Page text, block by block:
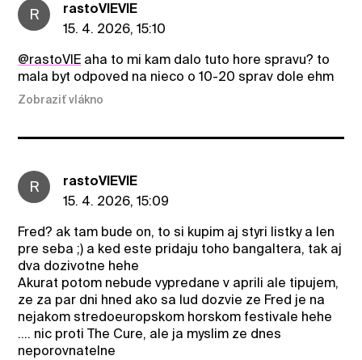
R
rastoVIEVIE
15. 4. 2026, 15:10
@rastoVIE aha to mi kam dalo tuto hore spravu? to
mala byt odpoved na nieco o 10-20 sprav dole ehm
Zobraziť vlákno
R
rastoVIEVIE
15. 4. 2026, 15:09
Fred? ak tam bude on, to si kupim aj styri listky a len
pre seba ;) a ked este pridaju toho bangaltera, tak aj
dva dozivotne hehe
Akurat potom nebude vypredane v aprili ale tipujem,
ze za par dni hned ako sa lud dozvie ze Fred je na
nejakom stredoeuropskom horskom festivale hehe
.... nic proti The Cure, ale ja myslim ze dnes
neporovnatelne